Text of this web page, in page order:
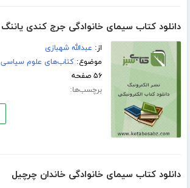
دانلود کتاب سیمای خانوادگی جرج کندی یاننگ
از: عبدالله شهبازی
موضوع:کتاب‌های علوم سیاسی
۵۶ صفحه
برچسب‌ها:
دانلود کتاب سیمای خانوادگی خاندان چرچیل